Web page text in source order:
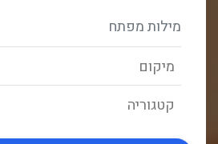
מיקום
קטגוריה